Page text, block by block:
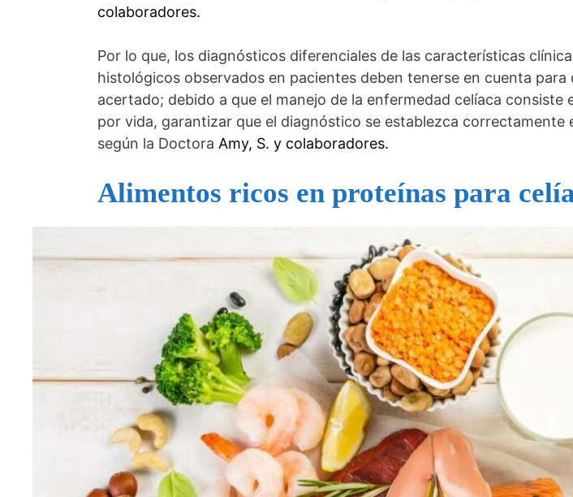
colaboradores.
Por lo que, los diagnósticos diferenciales de las características
histológicos observados en pacientes deben tenerse en cuenta
acertado; debido a que el manejo de la enfermedad celíaca consiste
por vida, garantizar que el diagnóstico se establezca correctamente
según la Doctora Amy, S. y colaboradores.
Alimentos ricos en proteínas para